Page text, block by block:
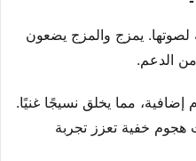
لصوتها. يمزج والمزج يضعون
الدعم.
مما يخلق نسيجًا غنيًا.
هجوم خفية تعزز تجربة